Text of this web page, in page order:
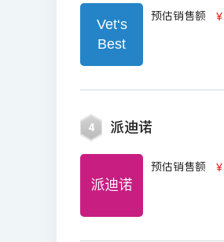
Vet‘s
Best
预估销售额 ￥
4 派迪诺
派迪诺
预估销售额 ￥